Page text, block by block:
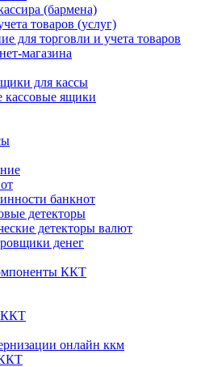
(бармена)
товаров (услуг)
для торговли и учета товаров
магазина
для кассы
кассовые ящики
банкнот
детекторы
детекторы валют
денег
ККТ
ККТ
онлайн ккм